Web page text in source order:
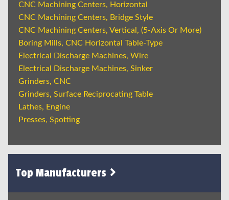
CNC Machining Centers, Horizontal
CNC Machining Centers, Bridge Style
CNC Machining Centers, Vertical, (5-Axis Or More)
Boring Mills, CNC Horizontal Table-Type
Electrical Discharge Machines, Wire
Electrical Discharge Machines, Sinker
Grinders, CNC
Grinders, Surface Reciprocating Table
Lathes, Engine
Presses, Spotting
Top Manufacturers